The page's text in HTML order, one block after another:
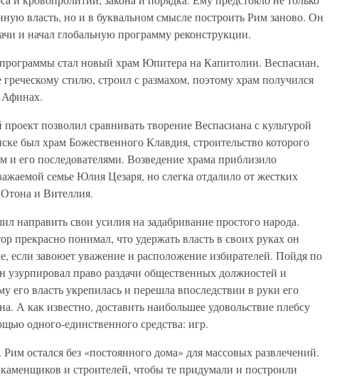
власть, но и в буквальном смысле построить Рим заново. Он
и начал глобальную программу реконструкции.
стал новый храм Юпитера на Капитолии. Веспасиан,
стилю, строил с размахом, поэтому храм получился
позволил сравнивать творение Веспасиана с культурой
был храм Божественного Клавдия, строительство которого
и его последователями. Возведение храма приблизило
семье Юлия Цезаря, но слегка отдалило от жестких
и Вителлия.
направить свои усилия на задабривание простого народа.
прекрасно понимал, что удержать власть в своих руках он
если завоюет уважение и расположение избирателей. Пойдя по
узурпировал право раздачи общественных должностей и
его власть укрепилась и перешла впоследствии в руки его
А как известно, доставить наибольшее удовольствие плебсу
одного-единственного средства: игр.
остался без «постоянного дома» для массовых развлечений.
и строителей, чтобы те придумали и построили